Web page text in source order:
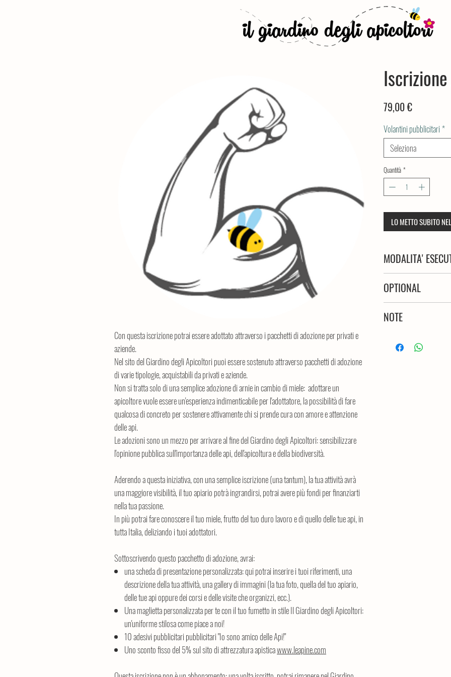
Con questa iscrizione potrai essere adottato attraverso i pacchetti di adozione per privati e
aziende.
Nel sito del Giardino degli Apicoltori puoi essere sostenuto attraverso pacchetti di adozione
di varie tipologie, acquistabili da privati e aziende.
Non si tratta solo di una semplice adozione di arnie in cambio di miele: adottare un
apicoltore vuole essere un'esperienza indimenticabile per l'adottatore, la possibilità di fare
qualcosa di concreto per sostenere attivamente chi si prende cura con amore e attenzione
delle api.
Le adozioni sono un mezzo per arrivare al fine del Giardino degli Apicoltori: sensibilizzare
l'opinione pubblica sull'importanza delle api, dell'apicoltura e della biodiversità.
Aderendo a questa iniziativa, con una semplice iscrizione (una tantum), la tua attività avrà
una maggiore visibilità, il tuo apiario potrà ingrandirsi, potrai avere più fondi per finanziarti
nella tua passione.
In più potrai fare conoscere il tuo miele, frutto del tuo duro lavoro e di quello delle tue api, in
tutta Italia, deliziando i tuoi adottatori.
Sottoscrivendo questo pacchetto di adozione, avrai:
una scheda di presentazione personalizzata: qui potrai inserire i tuoi riferimenti, una
descrizione della tua attività, una gallery di immagini (la tua foto, quella del tuo apiario,
delle tue api oppure dei corsi e delle visite che organizzi, ecc.).
Una maglietta personalizzata per te con il tuo fumetto in stile Il Giardino degli Apicoltori:
un'uniforme stilosa come piace a noi!
10 adesivi pubblicitari pubblicitari "Io sono amico delle Api!"
Uno sconto fisso del 5% sul sito di attrezzatura apisticawww.leapine.com
79,00 €Prezzo
Volantini pubblicitari *
Seleziona
Quantità *
LO METTO SUBITO
MODALITA'
nostro staff in cui i
informazioni necessarie
profilo.
di ogni tipologia, che
OPTIONAL
personalizzato, in stile
elaborarlo insieme,
NOTE
non serve p.IVA